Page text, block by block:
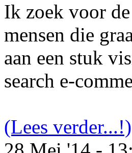
Ik zoek voor
mensen die
aan een stuk
search e-
(Lees verder...!)